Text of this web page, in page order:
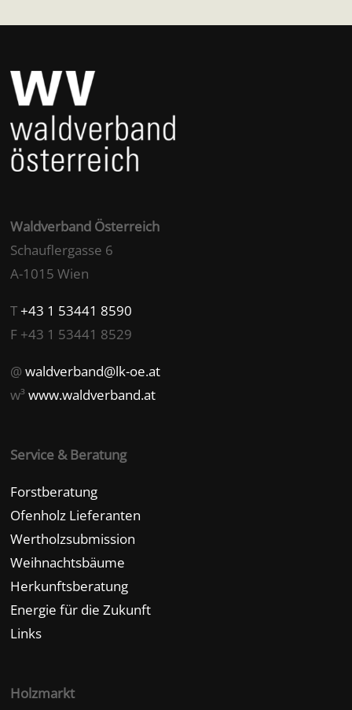
Waldverband Österreich
Schauflergasse 6
A-1015 Wien
T+43 1 53441 8590
F +43 1 53441 8529
@waldverband@lk-oe.at
w³www.waldverband.at
Service & Beratung
Forstberatung
Ofenholz Lieferanten
Wertholzsubmission
Weihnachtsbäume
Herkunftsberatung
Energie für die Zukunft
Links
Holzmarkt